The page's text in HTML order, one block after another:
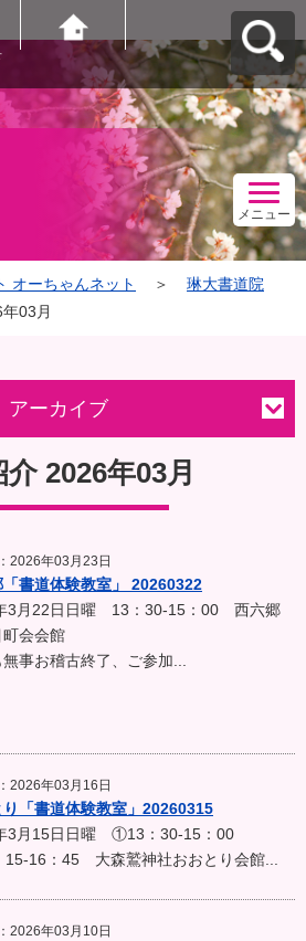
大田区区民活動情報
サイト オーちゃんネ
ットへ戻る
メニュー
オーちゃんネット ＞
琳大書道院
03月
2026年03月
2026年03月23日
「書道体験教室」 20260322
3月22日日曜 13：30-15：00 西六郷
会会館
事お稽古終了、ご参加...
2026年03月16日
り「書道体験教室」20260315
3月15日日曜 ①13：30-15：00
16：45 大森鷲神社おおとり会館...
2026年03月10日
アーカイブ